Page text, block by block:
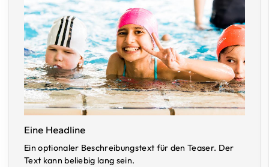
Eine Headline
Ein optionaler Beschreibungstext für den Teaser. Der
Text kann beliebig lang sein.